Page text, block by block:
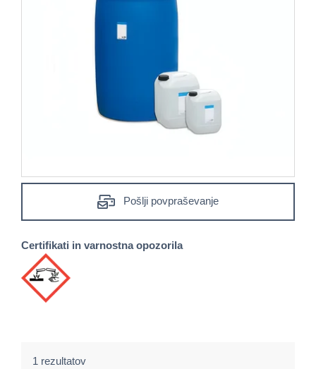
Pošlji povpraševanje
Certifikati in varnostna opozorila
1 rezultatov